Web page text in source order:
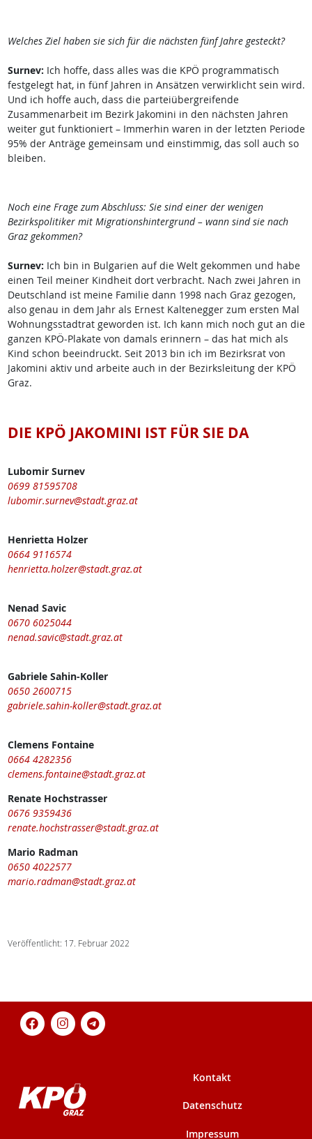
Welches Ziel haben sie sich für die nächsten fünf Jahre gesteckt?
Surnev: Ich hoffe, dass alles was die KPÖ programmatisch
festgelegt hat, in fünf Jahren in Ansätzen verwirklicht sein wird.
Und ich hoffe auch, dass die parteiübergreifende
Zusammenarbeit im Bezirk Jakomini in den nächsten Jahren
weiter gut funktioniert – Immerhin waren in der letzten Periode
95% der Anträge gemeinsam und einstimmig, das soll auch so
bleiben.
Noch eine Frage zum Abschluss: Sie sind einer der wenigen
Bezirkspolitiker mit Migrationshintergrund – wann sind sie nach
Graz gekommen?
Surnev: Ich bin in Bulgarien auf die Welt gekommen und habe
einen Teil meiner Kindheit dort verbracht. Nach zwei Jahren in
Deutschland ist meine Familie dann 1998 nach Graz gezogen,
also genau in dem Jahr als Ernest Kaltenegger zum ersten Mal
Wohnungsstadtrat geworden ist. Ich kann mich noch gut an die
ganzen KPÖ-Plakate von damals erinnern – das hat mich als
Kind schon beeindruckt. Seit 2013 bin ich im Bezirksrat von
Jakomini aktiv und arbeite auch in der Bezirksleitung der KPÖ
Graz.
DIE KPÖ JAKOMINI IST FÜR SIE DA
Lubomir Surnev
0699 81595708
lubomir.surnev@stadt.graz.at
Henrietta Holzer
0664 9116574
henrietta.holzer@stadt.graz.at
Nenad Savic
0670 6025044
nenad.savic@stadt.graz.at
Gabriele Sahin-Koller
0650 2600715
gabriele.sahin-koller@stadt.graz.at
Clemens Fontaine
0664 4282356
clemens.fontaine@stadt.graz.at
Renate Hochstrasser
0676 9359436
renate.hochstrasser@stadt.graz.at
Mario Radman
0650 4022577
mario.radman@stadt.graz.at
Veröffentlicht: 17. Februar 2022
Kontakt
Datenschutz
Impressum